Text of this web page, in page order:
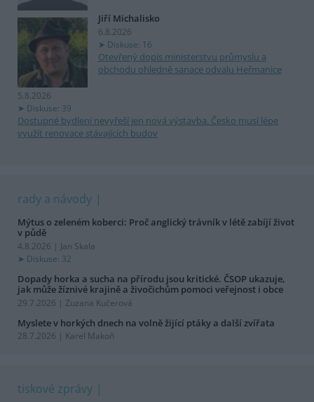
Jiří Michalisko
6.8.2026
Diskuse: 16
Otevřený dopis ministerstvu průmyslu a
obchodu ohledně sanace odvalu Heřmanice
5.8.2026
Diskuse: 39
Dostupné bydlení nevyřeší jen nová výstavba. Česko musí lépe
využít renovace stávajících budov
rady a návody
Mýtus o zeleném koberci: Proč anglický trávník v létě zabíjí život
v půdě
4.8.2026 | Jan Skala
Diskuse: 32
Dopady horka a sucha na přírodu jsou kritické. ČSOP ukazuje,
jak může žíznivé krajině a živočichům pomoci veřejnost i obce
29.7.2026 | Zuzana Kučerová
Myslete v horkých dnech na volně žijící ptáky a další zvířata
28.7.2026 | Karel Makoň
tiskové zprávy